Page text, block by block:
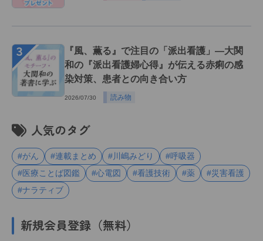
３
『風、薫る』で注目の「派出看護」―大関
和の『派出看護婦心得』が伝える赤痢の感
染対策、患者との向き合い方
2026/07/30 読み物
人気のタグ
#がん #連載まとめ #川嶋みどり
#呼吸器
#医療ことば図鑑
#心電図 #看護技術 #薬
#災害看護
#ナラティブ
新規会員登録（無料）